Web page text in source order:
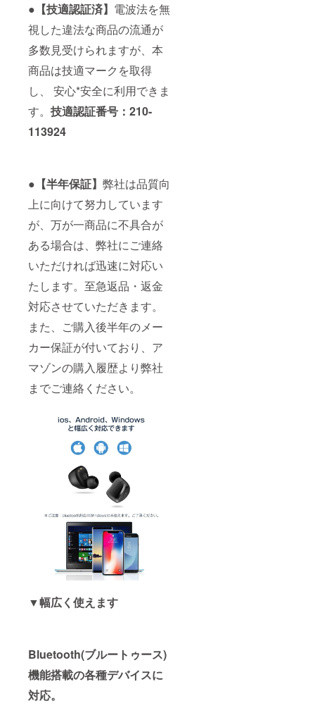
●【技適認証済】 電波法を無
視した違法な商品の流通が
多数見受けられますが、本
商品は技適マークを取得
し、 安心*安全に利用できま
す。 技適認証番号：210-
113924
●【半年保証】 弊社は品質向
上に向けて努力しています
が、万が一商品に不具合が
ある場合は、弊社にご連絡
いただければ迅速に対応い
たします。至急返品・返金
対応させていただきます。
また、ご購入後半年のメー
カー保証が付いており、ア
マゾンの購入履歴より弊社
までご連絡ください。
▼幅広く使えます
Bluetooth(ブルートゥース)
機能搭載の各種デバイスに
対応。